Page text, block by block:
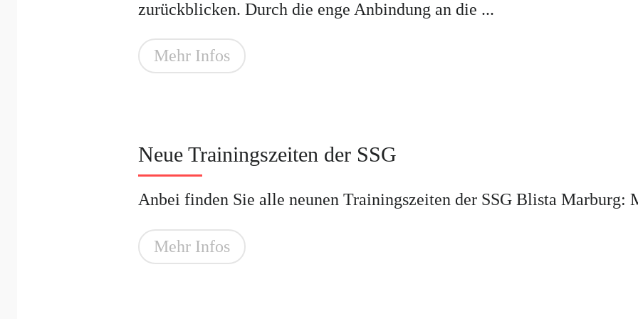
zurückblicken. Durch die enge Anbindung an die ...
Mehr Infos
Neue Trainingszeiten der SSG
Anbei finden Sie alle neunen Trainingszeiten der SSG
Mehr Infos